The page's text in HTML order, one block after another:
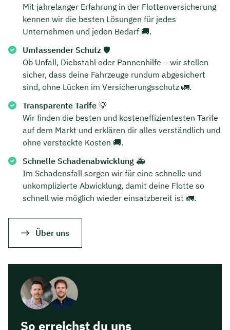
Mit jahrelanger Erfahrung in der Flottenversicherung
kennen wir die besten Lösungen für jedes
Unternehmen und jeden Bedarf 🚚.
Umfassender Schutz 🛡️
Ob Unfall, Diebstahl oder Pannenhilfe – wir stellen
sicher, dass deine Fahrzeuge rundum abgesichert
sind, ohne Lücken im Versicherungsschutz 🚛.
Transparente Tarife 💡
Wir finden die besten und kosteneffizientesten Tarife
auf dem Markt und erklären dir alles verständlich und
ohne versteckte Kosten 🚚.
Schnelle Schadenabwicklung 🚑
Im Schadensfall sorgen wir für eine schnelle und
unkomplizierte Abwicklung, damit deine Flotte so
schnell wie möglich wieder einsatzbereit ist 🚛.
Über uns
So erreichst du uns